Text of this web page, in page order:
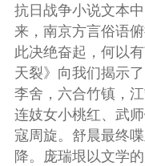
抗日战争小说文本
来，南京方言俗语
此决绝奋起，何以
天裂》向我们揭示
李舍，六合竹镇，
连妓女小桃红、武
寇周旋。舒晨最终
降。庞瑞垠以文学